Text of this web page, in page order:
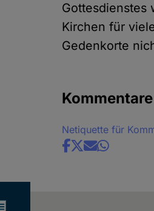
Gottesdienstes
Kirchen für
Gedenkorte
Kommentare
Netiquette für
Share